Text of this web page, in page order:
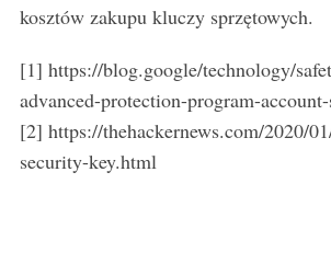
kosztów zakupu kluczy sprzętowych.
[1] https://blog.google/technology/
advanced-protection-program-
[2] https://thehackernews.com/2020/
security-key.html